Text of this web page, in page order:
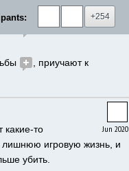
+254
,  главные
, приучают к
Jun 2020
какие-то
лишнюю игровую жизнь, и
убить.